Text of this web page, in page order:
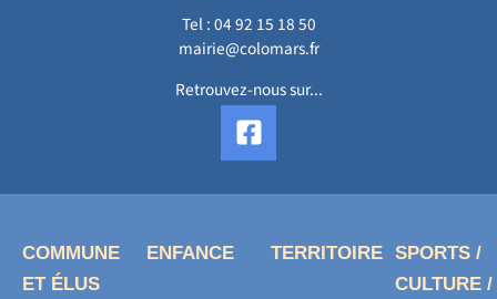
Tel :04 92 15 18 50
mairie@colomars.fr
Retrouvez-nous sur...
F
a
c
e
COMMUNE
ET ÉLUS
ENFANCE TERRITOIRE SPORTS /
CULTURE /